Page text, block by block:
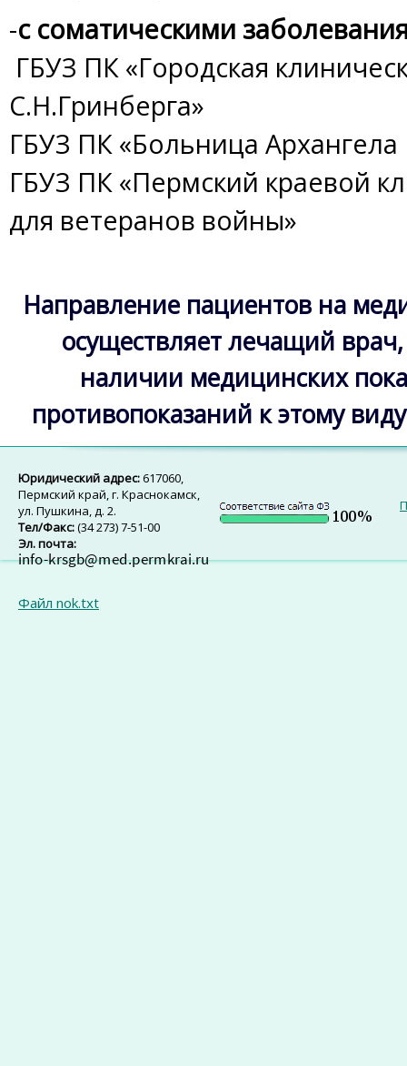
-с соматическими
ГБУЗ ПК «Городская
С.Н.Гринберга»
ГБУЗ ПК «Больница
ГБУЗ ПК «Пермский краевой
для ветеранов войны»
Направление пациентов на
осуществляет лечащий
наличии медицинских
противопоказаний к этому
Юридический адрес:617060,
Пермский край, г. Краснокамск,
ул. Пушкина, д. 2.
Тел/Факс:(34 273) 7-51-00
Эл. почта:
Файл nok.txt